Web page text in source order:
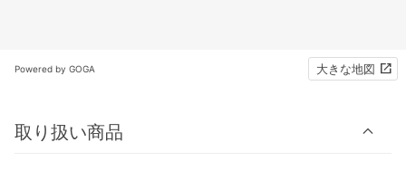
Powered by GOGA 大きな地図
取り扱い商品